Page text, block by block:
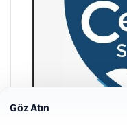
Göz Atın